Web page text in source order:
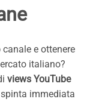
e ottenere
italiano?
views YouTube
immediata